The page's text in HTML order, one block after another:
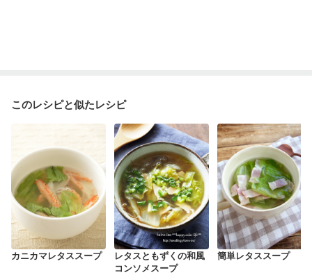
このレシピと似たレシピ
カニカマレタススープ
レタスともずくの和風
コンソメスープ
簡単レタススープ